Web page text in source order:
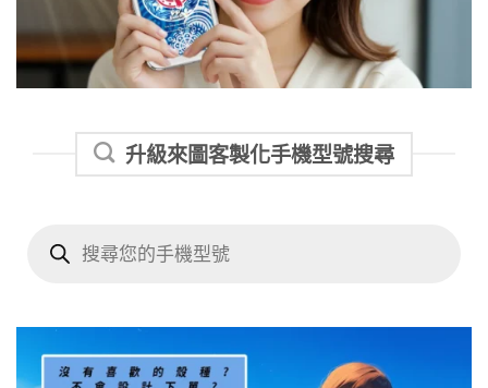
升級來圖客製化手機型號搜尋
search